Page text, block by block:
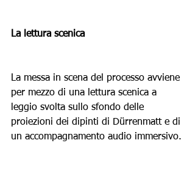
La lettura scenica
La messa in scena del processo avviene
per mezzo di una lettura scenica a
leggio svolta sullo sfondo delle
proiezioni dei dipinti di Dürrenmatt e di
un accompagnamento audio immersivo.